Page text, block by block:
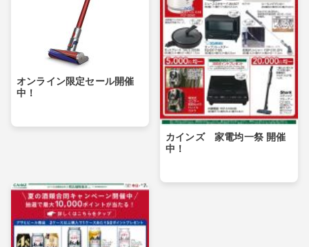
オンライン限定セール開催
中！
カインズ 家電均一祭 開催
中！